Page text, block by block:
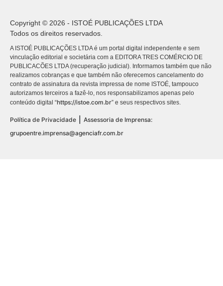
Copyright © 2026 - ISTOÉ PUBLICAÇÕES LTDA
Todos os direitos reservados.
A ISTOÉ PUBLICAÇÕES LTDA é um portal digital independente e sem
vinculação editorial e societária com a EDITORA TRES COMÉRCIO DE
PUBLICACÕES LTDA (recuperação judicial). Informamos também que não
realizamos cobranças e que também não oferecemos cancelamento do
contrato de assinatura da revista impressa de nome ISTOÉ, tampouco
autorizamos terceiros a fazê-lo, nos responsabilizamos apenas pelo
conteúdo digital “https://istoe.com.br” e seus respectivos sites.
Política de Privacidade
Assessoria de Imprensa:
grupoentre.imprensa@agenciafr.com.br